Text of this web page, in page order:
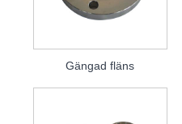
Gängad fläns